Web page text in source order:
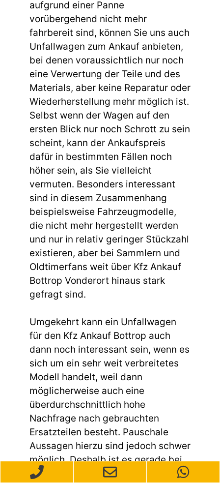
aufgrund einer Panne
vorübergehend nicht mehr
fahrbereit sind, können Sie uns auch
Unfallwagen zum Ankauf anbieten,
bei denen voraussichtlich nur noch
eine Verwertung der Teile und des
Materials, aber keine Reparatur oder
Wiederherstellung mehr möglich ist.
Selbst wenn der Wagen auf den
ersten Blick nur noch Schrott zu sein
scheint, kann der Ankaufspreis
dafür in bestimmten Fällen noch
höher sein, als Sie vielleicht
vermuten. Besonders interessant
sind in diesem Zusammenhang
beispielsweise Fahrzeugmodelle,
die nicht mehr hergestellt werden
und nur in relativ geringer Stückzahl
existieren, aber bei Sammlern und
Oldtimerfans weit über Kfz Ankauf
Bottrop Vonderort hinaus stark
gefragt sind.
Umgekehrt kann ein Unfallwagen
für den Kfz Ankauf Bottrop auch
dann noch interessant sein, wenn es
sich um ein sehr weit verbreitetes
Modell handelt, weil dann
möglicherweise auch eine
überdurchschnittlich hohe
Nachfrage nach gebrauchten
Ersatzteilen besteht. Pauschale
Aussagen hierzu sind jedoch schwer
möglich. Deshalb ist es gerade bei
Unfallwagen unumgänglich, vor